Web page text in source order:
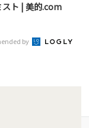
スト | 美的.com
by